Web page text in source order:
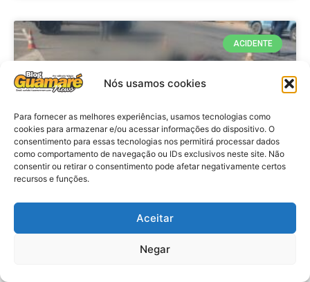
Nós usamos cookies
Para fornecer as melhores experiências, usamos tecnologias como
cookies para armazenar e/ou acessar informações do dispositivo. O
consentimento para essas tecnologias nos permitirá processar dados
como comportamento de navegação ou IDs exclusivos neste site. Não
consentir ou retirar o consentimento pode afetar negativamente certos
recursos e funções.
Aceitar
Negar
ACIDENTE
Acidente: A caminho do trabalho
professora se envolve em
acidente e vai a obito na RN 118
no Alto do Rodrigues, RN